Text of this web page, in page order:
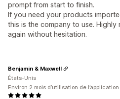
prompt from start to finish.
If you need your products
this is the company to use. Highly
again without hesitation.
Benjamin & Maxwell
États-Unis
Environ 2 mois d’utilisation de l’application